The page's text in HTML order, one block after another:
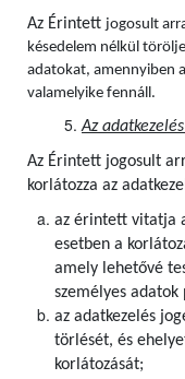
Az Érintett jogosult
késedelem nélkül
adatokat, amennyiben
valamelyike fennáll.
Az
Az Érintett jogosult
korlátozza az
az érintett vitatja
esetben a
amely lehetővé
személyes adatok
az adatkezelés
törlését, és
korlátozását;